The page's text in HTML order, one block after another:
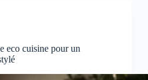
eco cuisine pour un